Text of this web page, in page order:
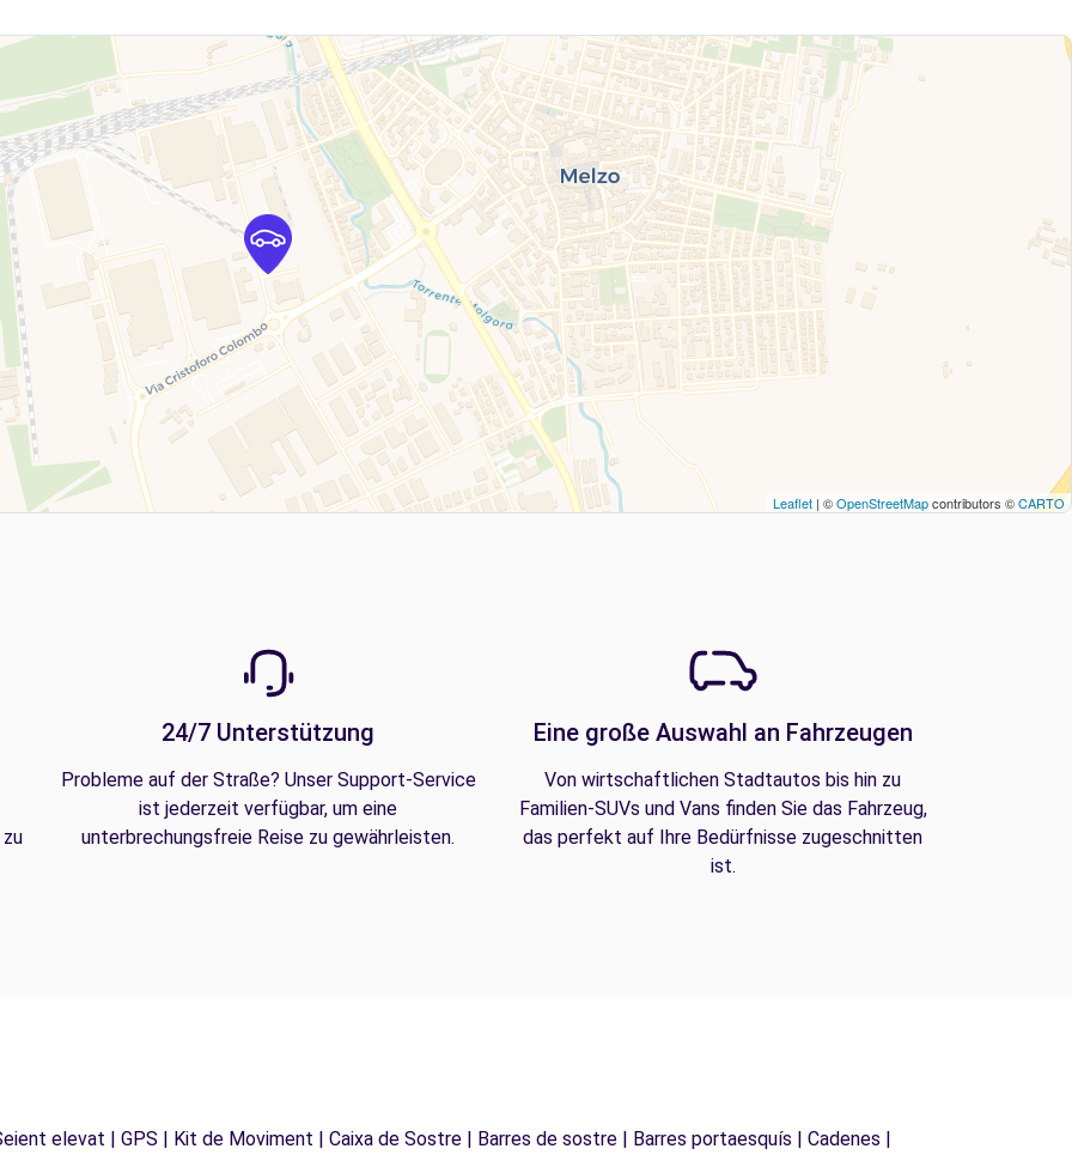
Leaflet | ©OpenStreetMapcontributors ©CARTO
24/7 Unterstützung
Probleme auf der Straße? Unser Support-Service
ist jederzeit verfügbar, um eine
unterbrechungsfreie Reise zu gewährleisten.
Eine große Auswahl an Fahrzeugen
Von wirtschaftlichen Stadtautos bis hin zu
Familien-SUVs und Vans finden Sie das Fahrzeug,
das perfekt auf Ihre Bedürfnisse zugeschnitten
ist.
elevat | GPS | Kit de Moviment | Caixa de Sostre | Barres de sostre | Barres portaesquís | Cadenes |